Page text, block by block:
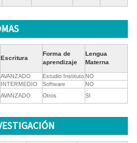
Escritura
Forma de
aprendizaje
Lengua
Materna
AVANZADO Estudio Instituto NO
INTERMEDIO Software
NO
AVANZADO Otros SI